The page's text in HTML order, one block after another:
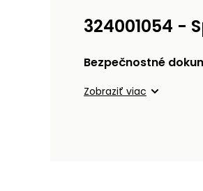
324001054 -
Bezpečnostné
Zobraziť viac